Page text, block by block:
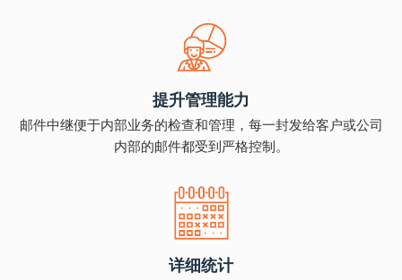
提升管理能力
邮件中继便于内部业务的检查和管理，每一封发给客户或公司
内部的邮件都受到严格控制。
详细统计